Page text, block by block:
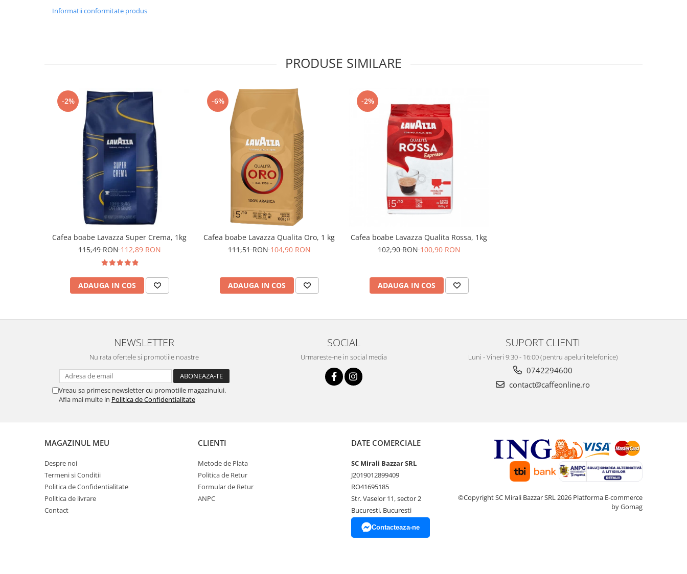
Informatii conformitate produs
PRODUSE SIMILARE
-2%
Cafea boabe Lavazza Super Crema, 1kg
115,49 RON112,89 RON
ADAUGA IN COS
-6%
Cafea boabe Lavazza Qualita Oro, 1 kg
111,51 RON104,90 RON
ADAUGA IN COS
-2%
Cafea boabe Lavazza Qualita Rossa, 1kg
102,90 RON100,90 RON
ADAUGA IN COS
NEWSLETTER
Nu rata ofertele si promotiile noastre
Vreau sa primesc newsletter cu promotiile magazinului.
Afla mai multe in Politica de Confidentialitate
SOCIAL
Urmareste-ne in social media
SUPORT CLIENTI
Luni - Vineri 9:30 - 16:00 (pentru apeluri telefonice)
0742294600
contact@caffeonline.ro
MAGAZINUL MEU
Despre noi
Termeni si Conditii
Politica de Confidentialitate
Politica de livrare
Contact
CLIENTI
Metode de Plata
Politica de Retur
Formular de Retur
ANPC
DATE COMERCIALE
SC Mirali Bazzar SRL
J2019012899409
RO41695185
Str. Vaselor 11, sector 2
Bucuresti, Bucuresti
Contacteaza-ne
©Copyright SC Mirali Bazzar SRL 2026 Platforma E-commerce
by Gomag